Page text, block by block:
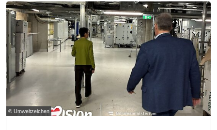
© Umweltzeichen